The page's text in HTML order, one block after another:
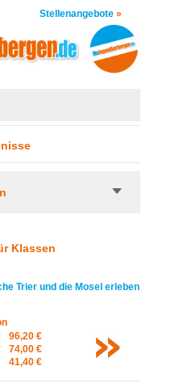
Stellenangebote »
Klassen
Trier und die Mosel erleben
96,20 €
74,00 €
41,40 €